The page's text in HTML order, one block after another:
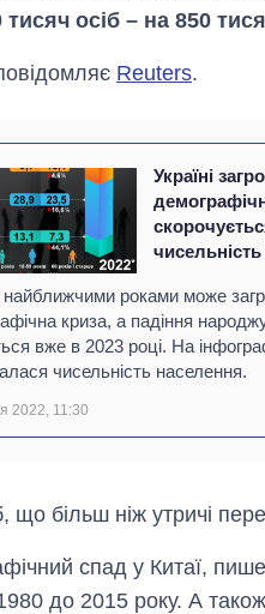
осіб – на 850
Reuters.
Україні
найближчими роками може
криза, а падіння
вже в 2023 році. На
чисельність населення.
2022, 11:30
що більш ніж утричі
спад у Китаї,
до 2015 року. А також